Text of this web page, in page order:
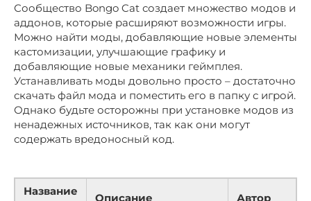
Сообщество Bongo Cat создает множество модов и
аддонов, которые расширяют возможности игры.
Можно найти моды, добавляющие новые элементы
кастомизации, улучшающие графику и
добавляющие новые механики геймплея.
Устанавливать моды довольно просто – достаточно
скачать файл мода и поместить его в папку с игрой.
Однако будьте осторожны при установке модов из
ненадежных источников, так как они могут
содержать вредоносный код.
Название
Описание Автор